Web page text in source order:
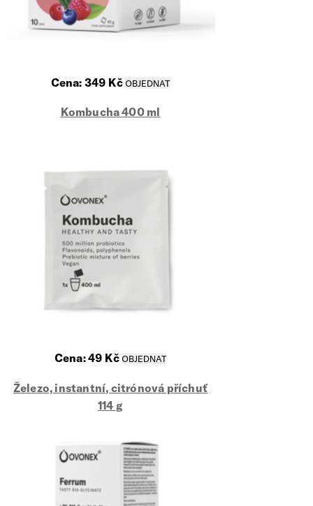
Cena: 349 Kč
Kombucha 400 ml
Cena:49 Kč
Železo, instantní, citrónová příchuť
114 g